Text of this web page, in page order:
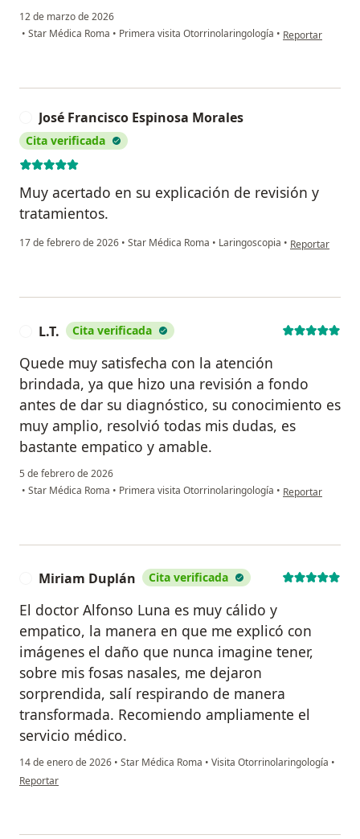
12 de marzo de 2026
• Star Médica Roma • Primera visita Otorrinolaringología • en opinión del
Reportar
José Francisco Espinosa Morales
Cita verificada
Muy acertado en su explicación de revisión y
tratamientos.
17 de febrero de 2026 • Star Médica Roma • Laringoscopia • en opinión del
Reportar
L.T. Cita verificada
Quede muy satisfecha con la atención
brindada, ya que hizo una revisión a fondo
antes de dar su diagnóstico, su conocimiento es
muy amplio, resolvió todas mis dudas, es
bastante empatico y amable.
5 de febrero de 2026
• Star Médica Roma • Primera visita Otorrinolaringología • en opinión del
Reportar
Miriam Duplán Cita verificada
El doctor Alfonso Luna es muy cálido y
empatico, la manera en que me explicó con
imágenes el daño que nunca imagine tener,
sobre mis fosas nasales, me dejaron
sorprendida, salí respirando de manera
transformada. Recomiendo ampliamente el
servicio médico.
14 de enero de 2026 • Star Médica Roma • Visita Otorrinolaringología •
en opinión del usuario Miriam Duplán
Reportar